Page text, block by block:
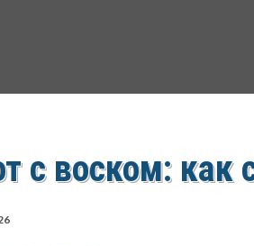
с воском: